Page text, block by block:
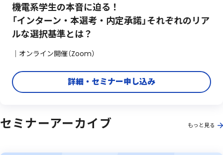
機電系学生の本音に迫る！
「インターン・本選考・内定承諾」それぞれのリア
ルな選択基準とは？
｜オンライン開催（Zoom）
詳細・セミナー申し込み
セミナーアーカイブ もっと見る